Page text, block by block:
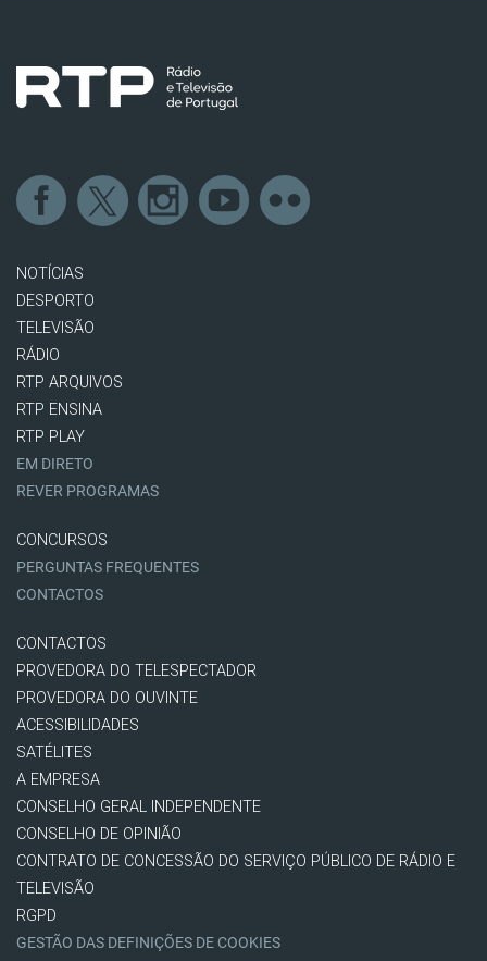
NOTÍCIAS
DESPORTO
TELEVISÃO
RÁDIO
RTP ARQUIVOS
RTP ENSINA
RTP PLAY
EM DIRETO
REVER PROGRAMAS
CONCURSOS
PERGUNTAS FREQUENTES
CONTACTOS
CONTACTOS
PROVEDORA DO TELESPECTADOR
PROVEDORA DO OUVINTE
ACESSIBILIDADES
SATÉLITES
A EMPRESA
CONSELHO GERAL INDEPENDENTE
CONSELHO DE OPINIÃO
CONTRATO DE CONCESSÃO DO SERVIÇO PÚBLICO DE RÁDIO E
TELEVISÃO
RGPD
GESTÃO DAS DEFINIÇÕES DE COOKIES